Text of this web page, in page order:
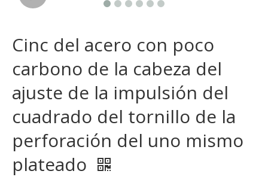
Cinc del acero con poco
carbono de la cabeza del
ajuste de la impulsión del
cuadrado del tornillo de la
perforación del uno mismo
plateado